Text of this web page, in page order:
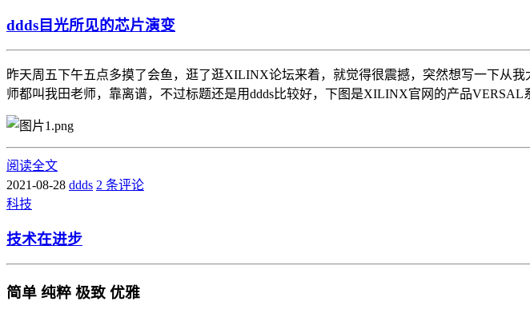
ddds目光所见的芯片演变
昨天周五下午五点多摸了会鱼，逛了逛XILINX论坛来着，就觉得很震撼，突然想写一下从
师都叫我田老师，靠离谱，不过标题还是用ddds比较好，下图是XILINX官网的产品VERSAL
阅读全文
2021-08-28 ddds 2 条评论
科技
技术在进步
简单 纯粹 极致 优雅